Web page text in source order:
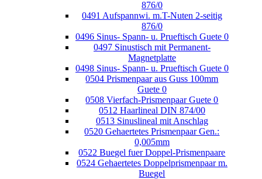
876/0
0491 Aufspannwi. m.T-Nuten 2-seitig
876/0
0496 Sinus- Spann- u. Prueftisch Guete 0
0497 Sinustisch mit Permanent-
Magnetplatte
0498 Sinus- Spann- u. Prueftisch Guete 0
0504 Prismenpaar aus Guss 100mm
Guete 0
0508 Vierfach-Prismenpaar Guete 0
0512 Haarlineal DIN 874/00
0513 Sinuslineal mit Anschlag
0520 Gehaertetes Prismenpaar Gen.:
0,005mm
0522 Buegel fuer Doppel-Prismenpaare
0524 Gehaertetes Doppelprismenpaar m.
Buegel